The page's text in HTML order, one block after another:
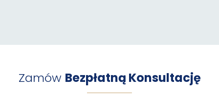
Zamów Bezpłatną Konsultację